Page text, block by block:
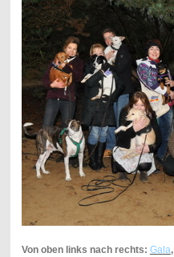
Von oben links nach rechts: Gala,